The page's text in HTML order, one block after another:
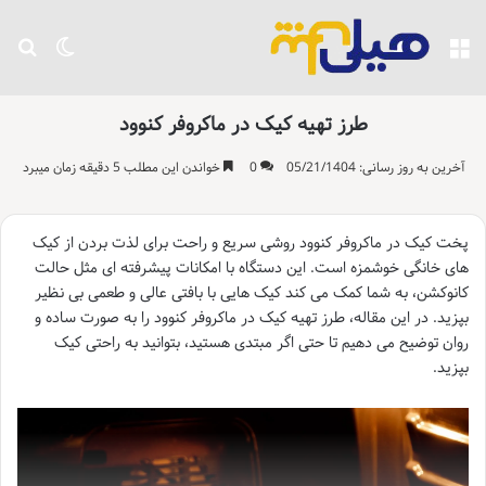
تغییر منو
طرز تهیه کیک در ماکروفر کنوود
آخرین به روز رسانی: 05/21/1404 0 خواندن این مطلب 5 دقیقه زمان میبرد
پخت کیک در ماکروفر کنوود روشی سریع و راحت برای لذت بردن از کیک
های خانگی خوشمزه است. این دستگاه با امکانات پیشرفته ای مثل حالت
کانوکشن، به شما کمک می کند کیک هایی با بافتی عالی و طعمی بی نظیر
بپزید. در این مقاله، طرز تهیه کیک در ماکروفر کنوود را به صورت ساده و
روان توضیح می دهیم تا حتی اگر مبتدی هستید، بتوانید به راحتی کیک
بپزید.